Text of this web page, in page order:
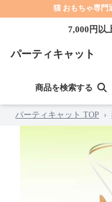
猫 おもちゃ専門
7,000円以
パーティキャット
商品を検索する
パーティキャット TOP ›